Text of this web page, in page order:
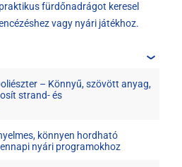
fürdőnadrágot keresel
vagy nyári játékhoz.
– Könnyű, szövött anyag,
strand- és
könnyen hordható
nyári programokhoz